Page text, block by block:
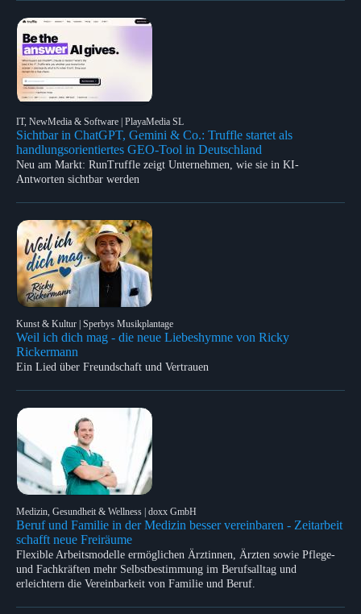
IT, NewMedia & Software | PlayaMedia SL
Sichtbar in ChatGPT, Gemini & Co.: Truffle startet als
handlungsorientiertes GEO-Tool in Deutschland
Neu am Markt: RunTruffle zeigt Unternehmen, wie sie in KI-
Antworten sichtbar werden
Kunst & Kultur | Sperbys Musikplantage
Weil ich dich mag - die neue Liebeshymne von Ricky
Rickermann
Ein Lied über Freundschaft und Vertrauen
Medizin, Gesundheit & Wellness | doxx GmbH
Beruf und Familie in der Medizin besser vereinbaren - Zeitarbeit
schafft neue Freiräume
Flexible Arbeitsmodelle ermöglichen Ärztinnen, Ärzten sowie Pflege-
und Fachkräften mehr Selbstbestimmung im Berufsalltag und
erleichtern die Vereinbarkeit von Familie und Beruf.